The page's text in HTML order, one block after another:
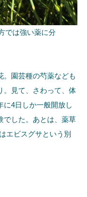
では強い薬に分
。園芸種の芍薬なども
。見て、さわって、体
に4日しか一般開放し
でした。あとは、薬草
エビスグサという別